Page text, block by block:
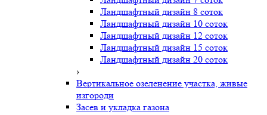
Ландшафтный дизайн 8 соток
Ландшафтный дизайн 10 соток
Ландшафтный дизайн 12 соток
Ландшафтный дизайн 15 соток
Ландшафтный дизайн 20 соток
›
Вертикальное озеленение участка, живые
изгороди
Засев и укладка газона